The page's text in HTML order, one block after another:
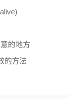
的地方
的方法